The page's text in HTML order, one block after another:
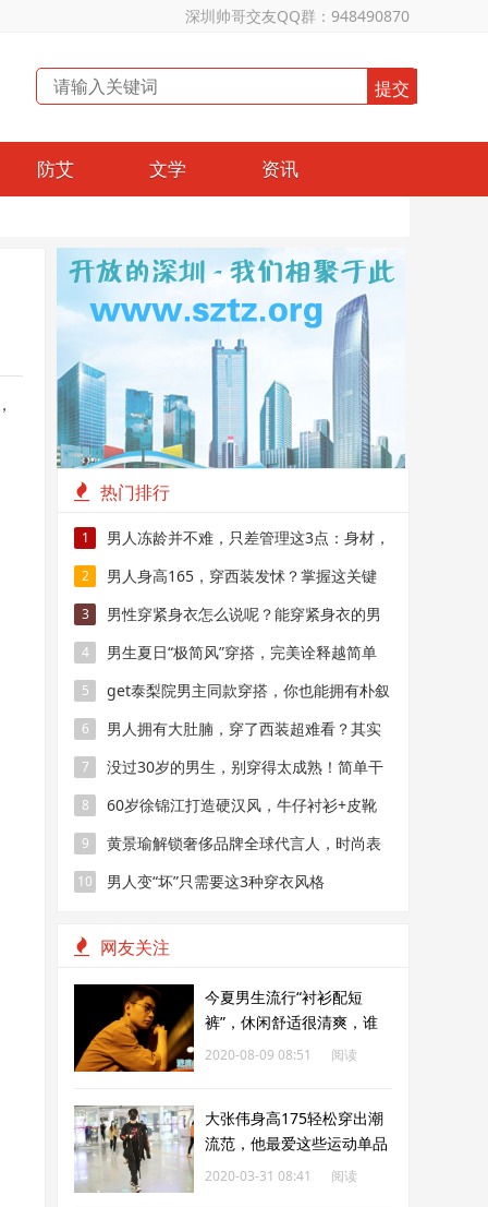
深圳帅哥交友QQ群：948490870
防艾 文学 资讯
热门排行
1
男人冻龄并不难，只差管理这3点：身材，
衣品，相貌
2
男人身高165，穿西装发怵？掌握这关键
处，穿出175
3
男性穿紧身衣怎么说呢？能穿紧身衣的男
性，首先能满足这4个条件
4
男生夏日“极简风”穿搭，完美诠释越简单
越帅气
5
get泰梨院男主同款穿搭，你也能拥有朴叙
俊一样的男神气质！
6
男人拥有大肚腩，穿了西装超难看？其实
显瘦超简单
7
没过30岁的男生，别穿得太成熟！简单干
净的T恤搭配，帅气又减龄
8
60岁徐锦江打造硬汉风，牛仔衬衫+皮靴
够时髦
9
黄景瑜解锁奢侈品牌全球代言人，时尚表
现力真好
10 男人变“坏”只需要这3种穿衣风格
网友关注
今夏男生流行“衬衫配短
裤”，休闲舒适很清爽，谁
穿谁帅气
2020-08-09 08:51
阅读
大张伟身高175轻松穿出潮
流范，他最爱这些运动单品
2020-03-31 08:41
阅读